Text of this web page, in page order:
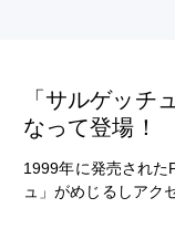
「サルゲッチ
なって登場！
1999年に発売された
ュ」がめじるしアク